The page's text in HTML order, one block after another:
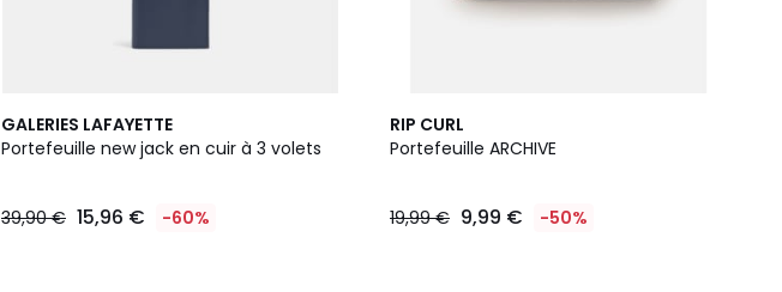
GALERIES LAFAYETTE
Portefeuille new jack en cuir à 3 volets
39,90 € 15,96 € -60%
RIP CURL
Portefeuille ARCHIVE
19,99 € 9,99 € -50%